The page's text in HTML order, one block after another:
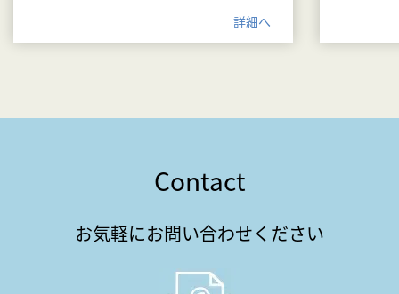
詳細へ
Contact
お気軽にお問い合わせください